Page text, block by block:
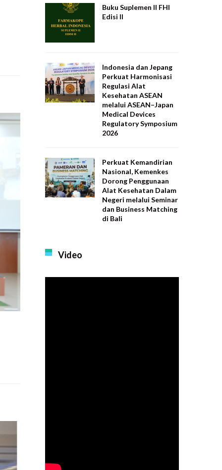
Buku Suplemen II FHI
Edisi II
Indonesia dan Jepang
Perkuat Harmonisasi
Regulasi Alat
Kesehatan ASEAN
melalui ASEAN–Japan
Medical Devices
Regulatory Symposium
2026
Perkuat Kemandirian
Nasional, Kemenkes
Dorong Penggunaan
Alat Kesehatan Dalam
Negeri melalui Seminar
dan Business Matching
di Bali
Video